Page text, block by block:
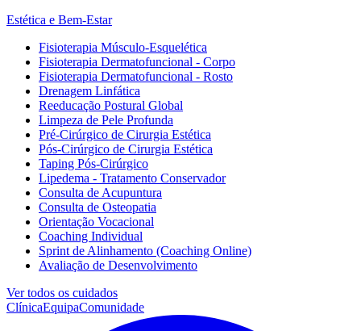
Estética e Bem-Estar
Fisioterapia Músculo-Esquelética
Fisioterapia Dermatofuncional - Corpo
Fisioterapia Dermatofuncional - Rosto
Drenagem Linfática
Reeducação Postural Global
Limpeza de Pele Profunda
Pré-Cirúrgico de Cirurgia Estética
Pós-Cirúrgico de Cirurgia Estética
Taping Pós-Cirúrgico
Lipedema - Tratamento Conservador
Consulta de Acupuntura
Consulta de Osteopatia
Orientação Vocacional
Coaching Individual
Sprint de Alinhamento (Coaching Online)
Avaliação de Desenvolvimento
Ver todos os cuidados
ClínicaEquipaComunidade